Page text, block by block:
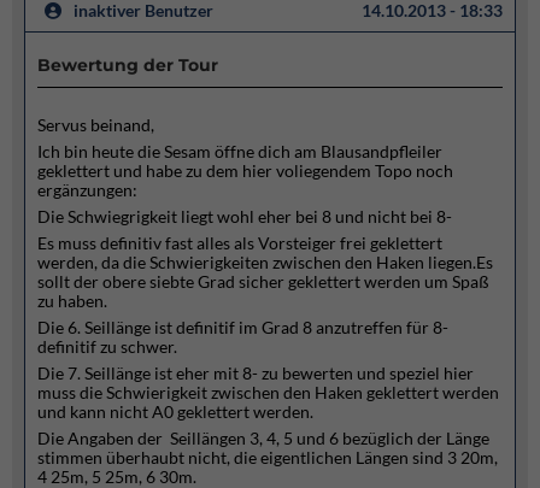
inaktiver Benutzer 14.10.2013 - 18:33
Bewertung der Tour
Servus beinand,
Ich bin heute die Sesam öffne dich am Blausandpfleiler
geklettert und habe zu dem hier voliegendem Topo noch
ergänzungen:
Die Schwiegrigkeit liegt wohl eher bei 8 und nicht bei 8-
Es muss definitiv fast alles als Vorsteiger frei geklettert
werden, da die Schwierigkeiten zwischen den Haken liegen.Es
sollt der obere siebte Grad sicher geklettert werden um Spaß
zu haben.
Die 6. Seillänge ist definitif im Grad 8 anzutreffen für 8-
definitif zu schwer.
Die 7. Seillänge ist eher mit 8- zu bewerten und speziel hier
muss die Schwierigkeit zwischen den Haken geklettert werden
und kann nicht A0 geklettert werden.
Die Angaben der Seillängen 3, 4, 5 und 6 bezüglich der Länge
stimmen überhaubt nicht, die eigentlichen Längen sind 3 20m,
4 25m, 5 25m, 6 30m.